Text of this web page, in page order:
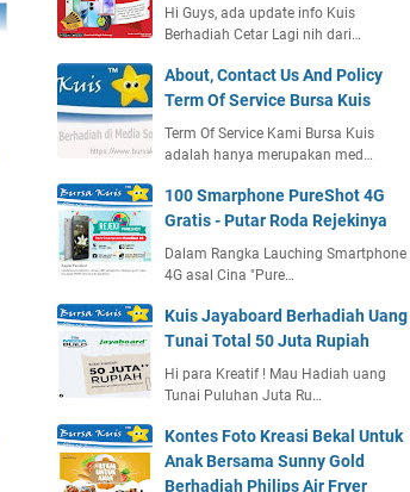
Hi Guys, ada update info Kuis
Berhadiah Cetar Lagi nih dari…
About, Contact Us And Policy
Term Of Service Bursa Kuis
Term Of Service Kami Bursa Kuis
adalah hanya merupakan med…
100 Smarphone PureShot 4G
Gratis - Putar Roda Rejekinya
Dalam Rangka Lauching Smartphone
4G asal Cina "Pure…
Kuis Jayaboard Berhadiah Uang
Tunai Total 50 Juta Rupiah
Hi para Kreatif ! Mau Hadiah uang
Tunai Puluhan Juta Ru…
Kontes Foto Kreasi Bekal Untuk
Anak Bersama Sunny Gold
Berhadiah Philips Air Fryer